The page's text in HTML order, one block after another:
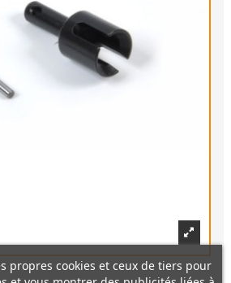
propres cookies et ceux de tiers pour